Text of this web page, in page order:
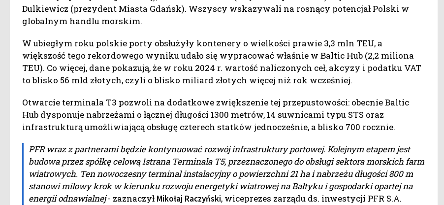
Dulkiewicz (prezydent Miasta Gdańsk). Wszyscy wskazywali na rosnący potencjał Polski w
globalnym handlu morskim.
W ubiegłym roku polskie porty obsłużyły kontenery o wielkości prawie 3,3 mln TEU, a
większość tego rekordowego wyniku udało się wypracować właśnie w Baltic Hub (2,2 miliona
TEU). Co więcej, dane pokazują, że w roku 2024 r. wartość naliczonych ceł, akcyzy i podatku VAT
to blisko 56 mld złotych, czyli o blisko miliard złotych więcej niż rok wcześniej.
Otwarcie terminala T3 pozwoli na dodatkowe zwiększenie tej przepustowości: obecnie Baltic
Hub dysponuje nabrzeżami o łącznej długości 1300 metrów, 14 suwnicami typu STS oraz
infrastrukturą umożliwiającą obsługę czterech statków jednocześnie, a blisko 700 rocznie.
PFR wraz z partnerami będzie kontynuować rozwój infrastruktury portowej. Kolejnym etapem jest
budowa przez spółkę celową Istrana Terminala T5, przeznaczonego do obsługi sektora morskich farm
wiatrowych. Ten nowoczesny terminal instalacyjny o powierzchni 21 ha i nabrzeżu długości 800 m
stanowi milowy krok w kierunku rozwoju energetyki wiatrowej na Bałtyku i gospodarki opartej na
energii odnawialnej- zaznaczył Mikołaj Raczyński, wiceprezes zarządu ds. inwestycji PFR S.A.